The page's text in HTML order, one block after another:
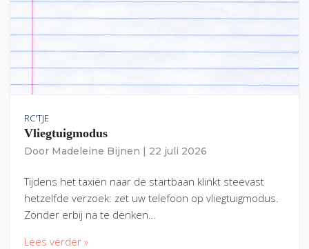
RC'TJE
Vliegtuigmodus
Door Madeleine Bijnen 22 juli 2026
Tijdens het taxiën naar de startbaan klinkt steevast
hetzelfde verzoek: zet uw telefoon op vliegtuigmodus.
Zonder erbij na te denken…
Lees verder »